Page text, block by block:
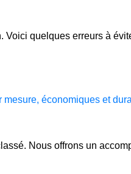
Voici quelques erreurs à
mesure, économiques et
Nous offrons un